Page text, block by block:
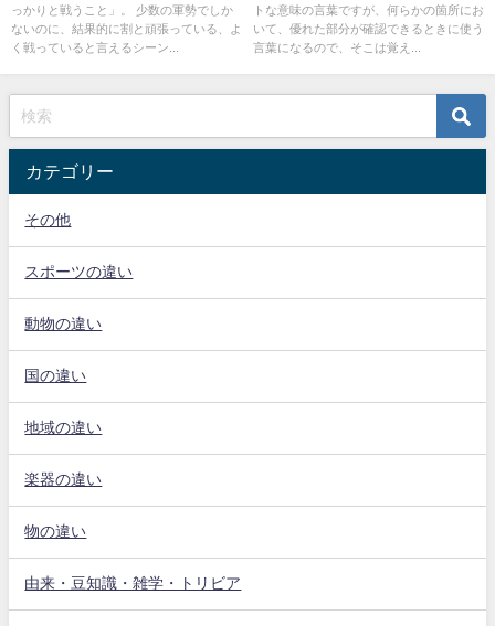
っかりと戦うこと」。 少数の軍勢でしか
ないのに、結果的に割と頑張っている、よ
く戦っていると言えるシーン...
トな意味の言葉ですが、何らかの箇所にお
いて、優れた部分が確認できるときに使う
言葉になるので、そこは覚え...
カテゴリー
その他
スポーツの違い
動物の違い
国の違い
地域の違い
楽器の違い
物の違い
由来・豆知識・雑学・トリビア